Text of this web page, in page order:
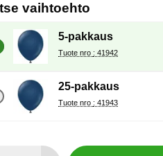
vaihtoehto
5-pakkaus
Tuote nro : 41942
25-pakkaus
Tuote nro : 41943